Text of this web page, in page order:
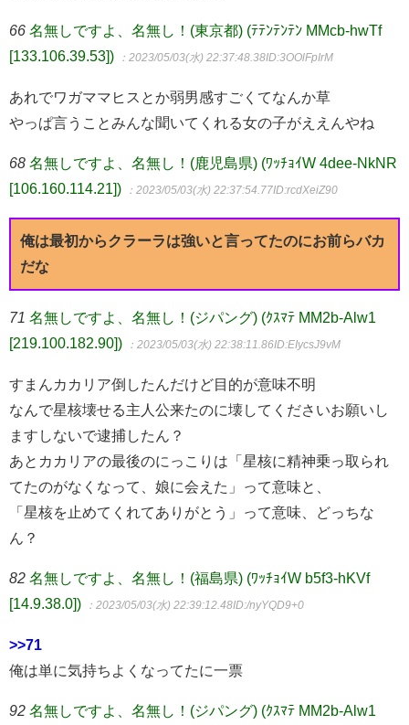
66 名無しですよ、名無し！(東京都) (ﾃﾃﾝﾃﾝﾃﾝ MMcb-hwTf
[133.106.39.53])
：2023/05/03(水) 22:37:48.38ID:3OOlFpIrM
あれでワガママヒスとか弱男感すごくてなんか草
やっぱ言うことみんな聞いてくれる女の子がええんやね
68 名無しですよ、名無し！(鹿児島県) (ﾜｯﾁｮｲW 4dee-NkNR
[106.160.114.21])
：2023/05/03(水) 22:37:54.77ID:rcdXeiZ90
俺は最初からクラーラは強いと言ってたのにお前らバカ
だな
71 名無しですよ、名無し！(ジパング) (ｸｽﾏﾃ MM2b-Alw1
[219.100.182.90])
：2023/05/03(水) 22:38:11.86ID:EIycsJ9vM
すまんカカリア倒したんだけど目的が意味不明
なんで星核壊せる主人公来たのに壊してくださいお願いし
ますしないで逮捕したん？
あとカカリアの最後のにっこりは「星核に精神乗っ取られ
てたのがなくなって、娘に会えた」って意味と、
「星核を止めてくれてありがとう」って意味、どっちな
ん？
82 名無しですよ、名無し！(福島県) (ﾜｯﾁｮｲW b5f3-hKVf
[14.9.38.0])
：2023/05/03(水) 22:39:12.48ID:/nyYQD9+0
>>71
俺は単に気持ちよくなってたに一票
92 名無しですよ、名無し！(ジパング) (ｸｽﾏﾃ MM2b-Alw1